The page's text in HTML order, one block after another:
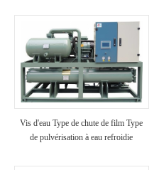
Vis d'eau Type de chute de film Type
de pulvérisation à eau refroidie